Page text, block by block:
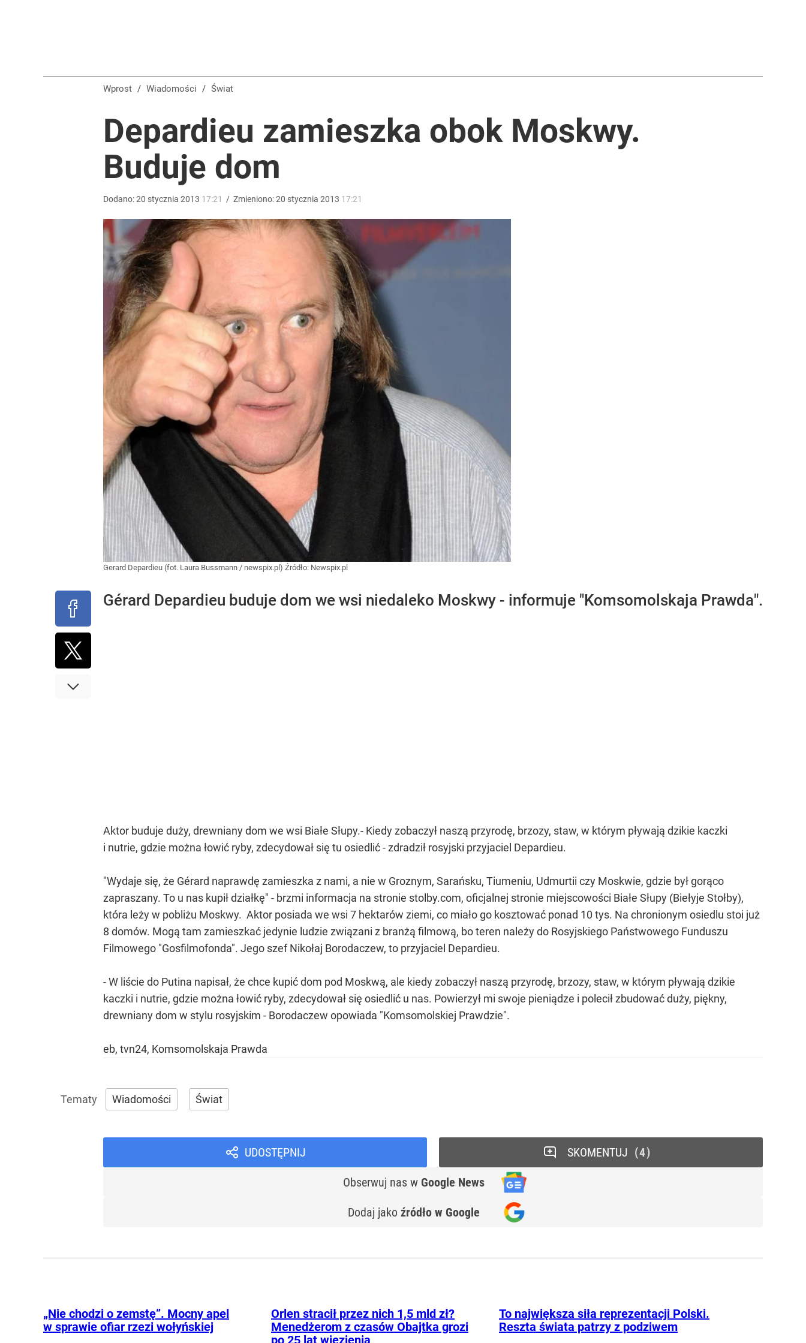
Tego sondażu premier nie może zlekceważyć. Polacy o przywróceniu CPN
Atak na 15-latka Kamiennej Górze. Trwa obława za sprawcą
Wprost / Wiadomości / Świat
Depardieu zamieszka obok Moskwy.
Buduje dom
Dodano:20 stycznia 2013 17:21 / Zmieniono:20 stycznia 2013 17:21
Gerard Depardieu (fot. Laura Bussmann / newspix.pl) Źródło: Newspix.pl
Gérard Depardieu buduje dom we wsi niedaleko Moskwy - informuje "Komsomolskaja Prawda".
Aktor buduje duży, drewniany dom we wsi Białe Słupy.- Kiedy zobaczył naszą przyrodę, brzozy, staw, w którym pływają dzikie kaczki
i nutrie, gdzie można łowić ryby, zdecydował się tu osiedlić - zdradził rosyjski przyjaciel Depardieu.
"Wydaje się, że Gérard naprawdę zamieszka z nami, a nie w Groznym, Sarańsku, Tiumeniu, Udmurtii czy Moskwie, gdzie był gorąco
zapraszany. To u nas kupił działkę" - brzmi informacja na stronie stolby.com, oficjalnej stronie miejscowości Białe Słupy (Biełyje Stołby),
która leży w pobliżu Moskwy. Aktor posiada we wsi 7 hektarów ziemi, co miało go kosztować ponad 10 tys. Na chronionym osiedlu stoi już
8 domów. Mogą tam zamieszkać jedynie ludzie związani z branżą filmową, bo teren należy do Rosyjskiego Państwowego Funduszu
Filmowego "Gosfilmofonda". Jego szef Nikołaj Borodaczew, to przyjaciel Depardieu.
- W liście do Putina napisał, że chce kupić dom pod Moskwą, ale kiedy zobaczył naszą przyrodę, brzozy, staw, w którym pływają dzikie
kaczki i nutrie, gdzie można łowić ryby, zdecydował się osiedlić u nas. Powierzył mi swoje pieniądze i polecił zbudować duży, piękny,
drewniany dom w stylu rosyjskim - Borodaczew opowiada "Komsomolskiej Prawdzie".
eb, tvn24, Komsomolskaja Prawda
Wiadomości Świat
UDOSTĘPNIJ
Obserwuj nas w Google News
Dodaj jako źródło w Google
SKOMENTUJ 4
„Nie chodzi o zemstę”. Mocny apel
w sprawie ofiar rzezi wołyńskiej
Orlen stracił przez nich 1,5 mld zł?
Menedżerom z czasów Obajtka grozi
po 25 lat więzienia
To największa siła reprezentacji Polski.
Reszta świata patrzy z podziwem